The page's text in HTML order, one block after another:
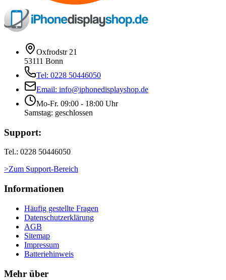
Oxfrodstr 21
53111 Bonn
Tel: 0228 50446050
Email: info@iphonedisplayshop.de
Mo-Fr. 09:00 - 18:00 Uhr
Samstag: geschlossen
Support:
Tel.: 0228 50446050
>Zum Support-Bereich
Informationen
Häufig gestellte Fragen
Datenschutzerklärung
AGB
Sitemap
Impressum
Batteriehinweis
Mehr über